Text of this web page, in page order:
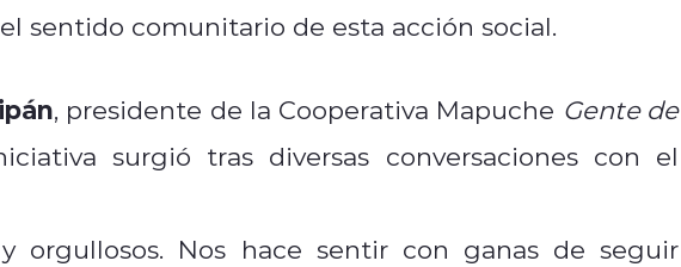
sentido comunitario de esta acción social.
, presidente de la Cooperativa Mapuche Gente de
surgió tras diversas conversaciones con el
orgullosos. Nos hace sentir con ganas de seguir